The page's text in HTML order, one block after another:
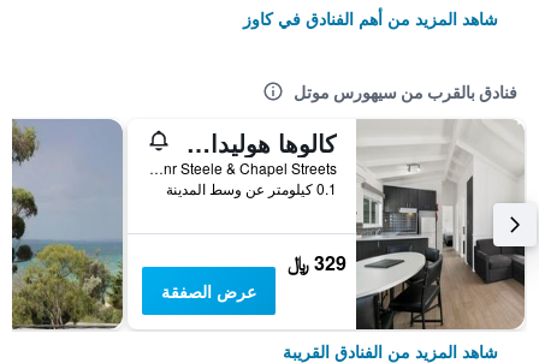
شاهد المزيد من أهم الفنادق في كاوز
فنادق بالقرب من سيهورس موتل
كالوها هوليداي ريزورت
Cnr Steele & Chapel Streets, كاوز, VIC, أستراليا
0.1 كيلومتر عن وسط المدينة
329 ﷼
عرض الصفقة
شاهد المزيد من الفنادق القريبة